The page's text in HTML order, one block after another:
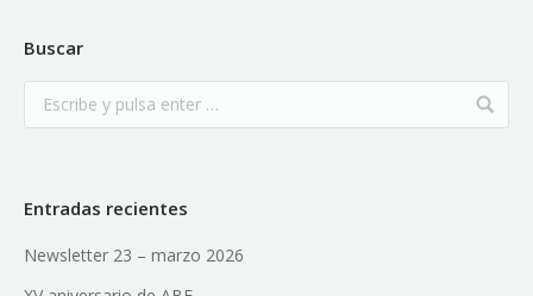
Buscar
Entradas recientes
Newsletter 23 – marzo 2026